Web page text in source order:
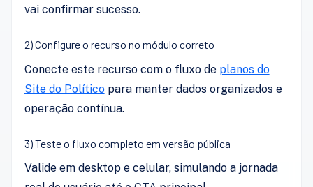
vai confirmar sucesso.
2) Configure o recurso no módulo correto
Conecte este recurso com o fluxo de planos do
Site do Políticopara manter dados organizados e
operação contínua.
3) Teste o fluxo completo em versão pública
Valide em desktop e celular, simulando a jornada